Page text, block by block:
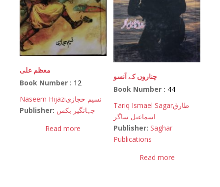
معظم علی
Book Number : 12
Naseem Hijaziنسیم حجازی
Publisher: جہانگیر بکس
Read more
چناروں کے آنسو
Book Number : 44
Tariq Ismael Sagarطارق
اسماعیل ساگر
Publisher: Saghar
Publications
Read more